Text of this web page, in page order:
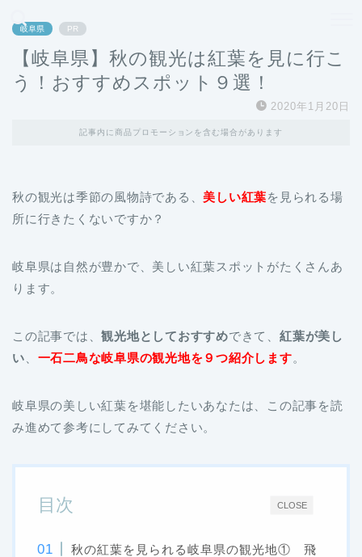
岐阜県 PR
【岐阜県】秋の観光は紅葉を見に行こ
う！おすすめスポット９選！
2020年1月20日
記事内に商品プロモーションを含む場合があります
秋の観光は季節の風物詩である、美しい紅葉を見られる場
所に行きたくないですか？
岐阜県は自然が豊かで、美しい紅葉スポットがたくさんあ
ります。
この記事では、観光地としておすすめできて、 紅葉が美し
い
一石二鳥な岐阜県の観光地を９つ紹介します。
岐阜県の美しい紅葉を堪能したいあなたは、この記事を読
み進めて参考にしてみてください。
CLOSE
目次
秋の紅葉を見られる岐阜県の観光地① 飛